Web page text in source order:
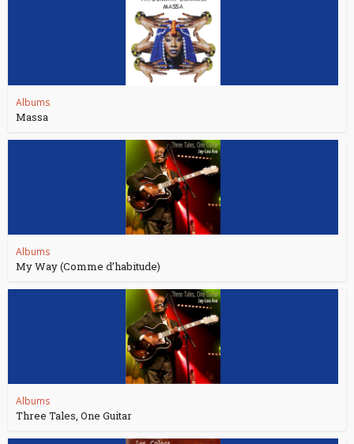
Albums
Massa
Albums
My Way (Comme d’habitude)
Albums
Three Tales, One Guitar